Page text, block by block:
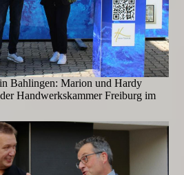
Bahlingen: Marion und Hardy
Handwerkskammer Freiburg im